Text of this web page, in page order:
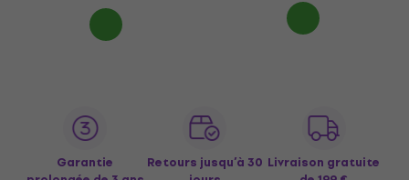
Garantie
Retours jusqu’à 30 Livraison gratuite